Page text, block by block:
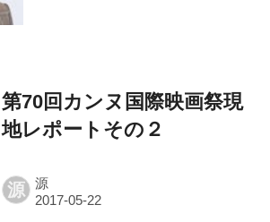
第70回カンヌ国際映画祭現
地レポートその２
源 源